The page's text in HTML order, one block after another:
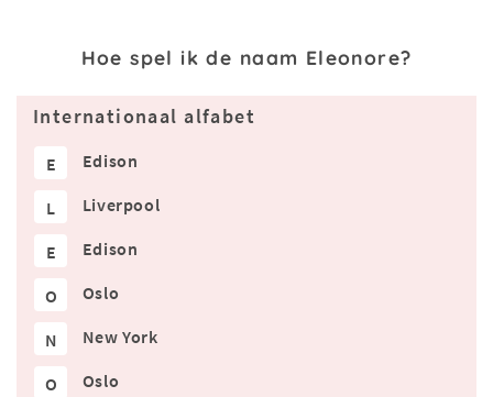
Hoe spel ik de naam Eleonore?
Internationaal alfabet
E Edison
L Liverpool
E Edison
O Oslo
N New York
O Oslo